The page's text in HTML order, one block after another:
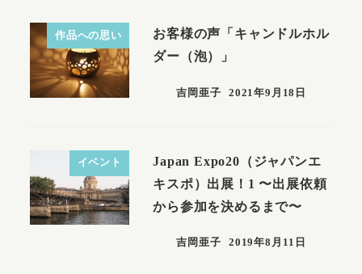
作品への思い
お客様の声「キャンドルホル
ダー（泡）」
吉岡亜子 2021年9月18日
イベント
Japan Expo20（ジャパンエ
キスポ）出展！1 〜出展依頼
から参加を決めるまで〜
吉岡亜子 2019年8月11日